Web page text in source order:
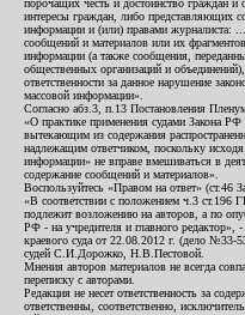
порочащих честь и достоинство граждан
интересы граждан, либо представляющих
информации и (или) правами журналиста:
сообщений и материалов или их
информации (а также сообщения,
общественных организаций и
ответственности за данное нарушение
массовой информации».
Согласно абз.3, п.13 Постановления
«О практике применения судами Закона
вытекающим из содержания
надлежащим ответчиком, поскольку
информации» не вправе вмешиваться в
содержание сообщений и материалов».
Воспользуйтесь «Правом на ответ»
«В соответствии с положением ч.3 ст.196
подлежит возложению на авторов, а по
РФ - на учредителя и главного редактор»,
краевого суда от 22.08.2012 г. (дело №33-
судей С.И.Дорожко, Н.В.Пестовой.
Мнения авторов материалов не всегда
переписку с авторами.
Редакция не несет ответственность за
ответственны, соответственно,